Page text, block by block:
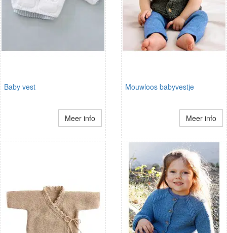
Baby vest
Meer info
Mouwloos babyvestje
Meer info